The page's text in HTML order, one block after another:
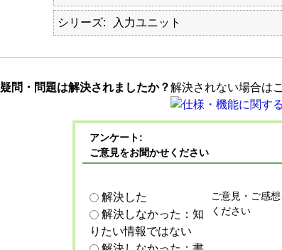
シリーズ 入力ユニット
疑問・問題は解決されましたか？解決されない場合は
アンケート:
ご意見をお聞かせください
解決した
解決しなかった：知
りたい情報ではない
ご意見・ご感
ください